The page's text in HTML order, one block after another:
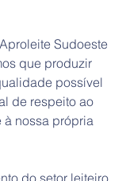
Sudoeste
que produzir
possível
de respeito ao
à nossa própria
do setor leiteiro